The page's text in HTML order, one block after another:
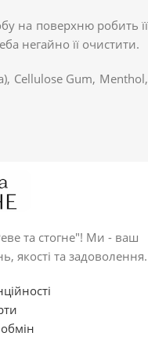
на поверхню робить її
негайно її очистити.
Cellulose Gum, Menthol,
та стогне"! Ми - ваш
якості та задоволення.